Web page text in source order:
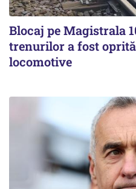
Blocaj pe Magistrala
trenurilor a fost
locomotive